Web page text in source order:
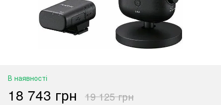
В наявності
18 743 грн 19 125 грн